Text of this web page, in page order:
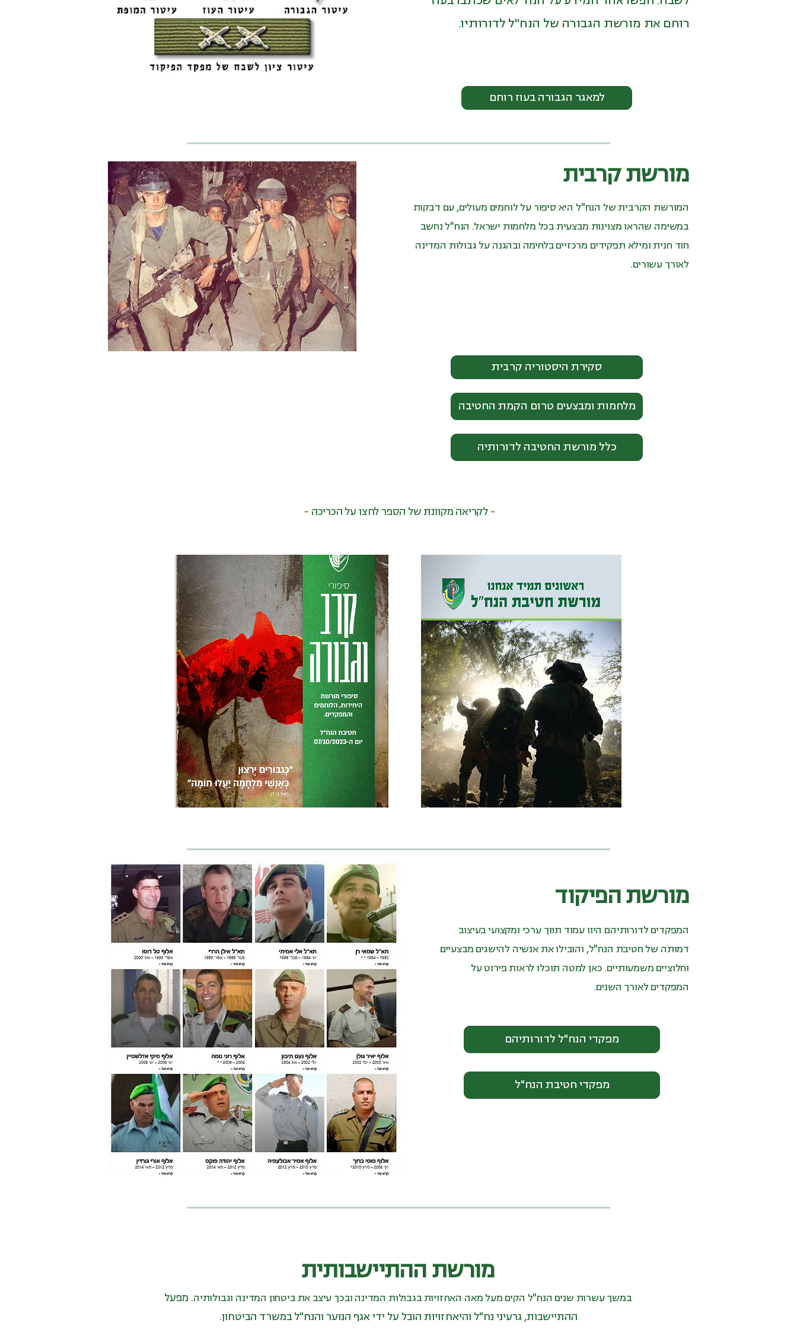
רוחם את מורשת הגבורה של הנח"ל לדורותיו.
למאגר הגבורה בעוז רוחם
מורשת קרבית
המורשת הקרבית של הנח"ל היא סיפור על לוחמים מעולים, עם דבקות
במשימה שהראו מצוינות מבצעית בכל מלחמות ישראל. הנח"ל נחשב
חוד חנית ומילא תפקידים מרכזיים בלחימה ובהגנה על גבולות המדינה
לאורך עשורים.
סקירת היסטוריה קרבית
מלחמות ומבצעים טרום הקמת החטיבה
כלל מורשת החטיבה לדורותיה
- לקריאה מקוונת של הספר לחצו על הכריכה -
מורשת הפיקוד
המפקדים לדורותיהם היוו עמוד תווך ערכי ומקצועי בעיצוב
דמותה של חטיבת הנח"ל, והובילו את אנשיה להישגים מבצעיים
וחלוציים משמעותיים. כאן למטה תוכלו לראות פירוט על
המפקדים לאורך השנים.
מפקדי הנח"ל לדורותיהם
מפקדי חטיבת הנח"ל
מורשת ההתיישבותית
במשך עשרות שנים הנח"ל הקים מעל מאה האחזויות בגבולות המדינה ובכך עיצב את ביטחון המדינה וגבולותיה. מפעל
ההתיישבות, גרעיני נח"ל והיאחזויות הובל על ידי אגף הנוער והנח"ל במשרד הביטחון.